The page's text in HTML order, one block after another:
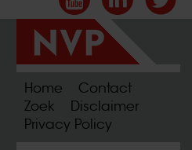
Home
Contact
Zoek
Disclaimer
Privacy Policy